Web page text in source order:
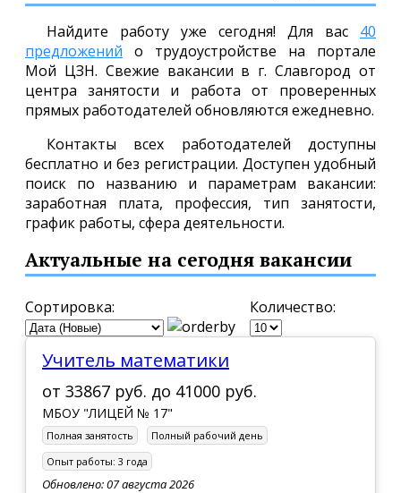
Найдите работу уже сегодня! Для вас 40
предложений о трудоустройстве на портале
Мой ЦЗН. Свежие вакансии в г. Славгород от
центра занятости и работа от проверенных
прямых работодателей обновляются ежедневно.
Контакты всех работодателей доступны
бесплатно и без регистрации. Доступен удобный
поиск по названию и параметрам вакансии:
заработная плата, профессия, тип занятости,
график работы, сфера деятельности.
Актуальные на сегодня вакансии
Сортировка: Количество:
Учитель математики
от 33867 руб. до 41000 руб.
МБОУ "ЛИЦЕЙ № 17"
Полная занятость
Полный рабочий день
Опыт работы: 3 года
Обновлено: 07 августа 2026